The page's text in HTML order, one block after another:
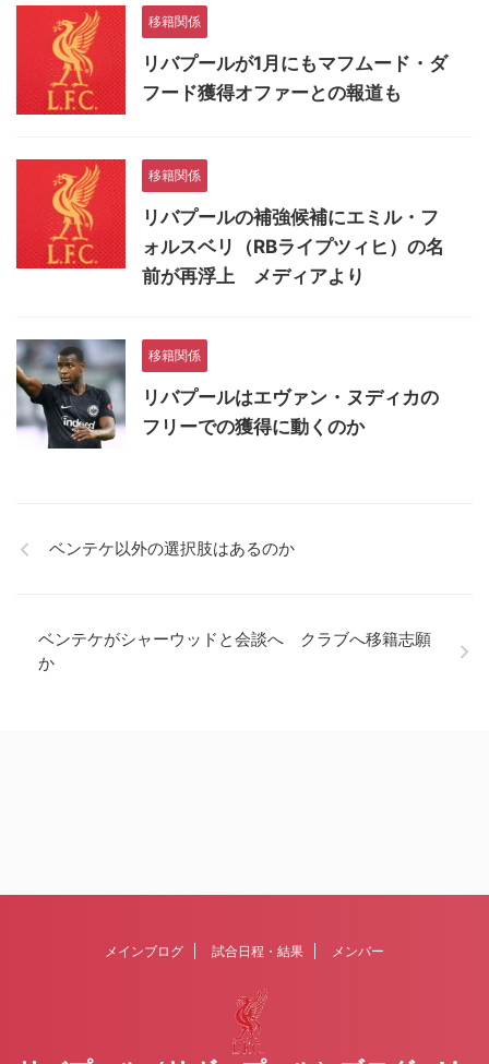
移籍関係
リバプールが1月にもマフムード・ダ
フード獲得オファーとの報道も
移籍関係
リバプールの補強候補にエミル・フ
ォルスベリ（RBライプツィヒ）の名
前が再浮上 メディアより
移籍関係
リバプールはエヴァン・ヌディカの
フリーでの獲得に動くのか
ベンテケ以外の選択肢はあるのか
ベンテケがシャーウッドと会談へ クラブへ移籍志願
か
メインブログ 試合日程・結果 メンバー